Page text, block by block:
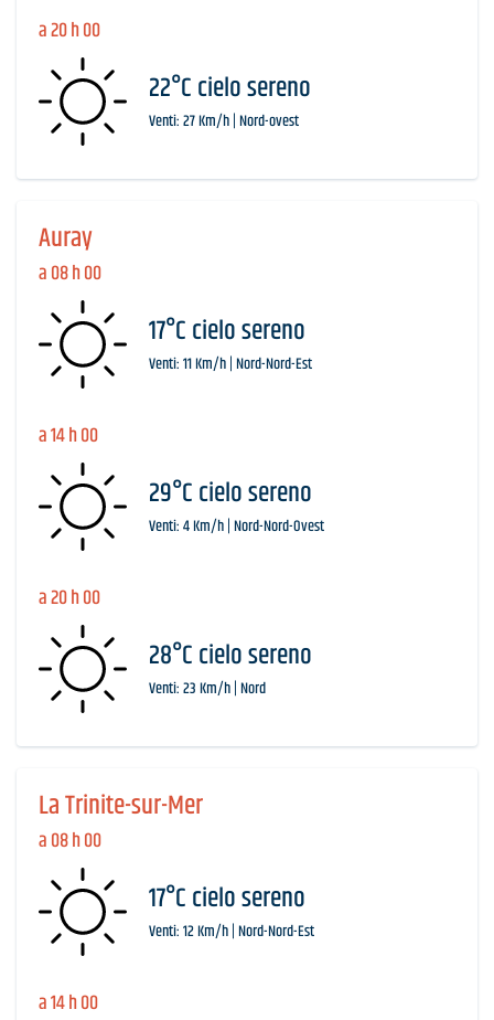
a 20 h 00
22°C cielo sereno
Venti: 27 Km/h | Nord-ovest
Auray
a 08 h 00
17°C cielo sereno
Venti: 11 Km/h | Nord-Nord-Est
a 14 h 00
29°C cielo sereno
Venti: 4 Km/h | Nord-Nord-Ovest
a 20 h 00
28°C cielo sereno
Venti: 23 Km/h | Nord
La Trinite-sur-Mer
a 08 h 00
17°C cielo sereno
Venti: 12 Km/h | Nord-Nord-Est
a 14 h 00